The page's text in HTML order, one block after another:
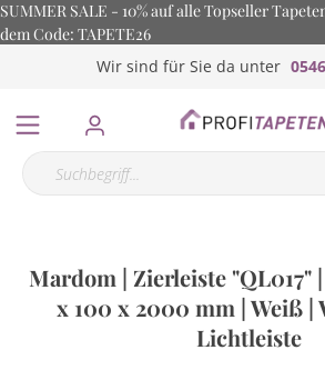
SUMMER SALE - 10% auf alle Topseller
dem Code: TAPETE26
Wir sind für Sie da unter
Mardom | Zierleiste "QL017"
x 100 x 2000 mm | Weiß |
Lichtleiste